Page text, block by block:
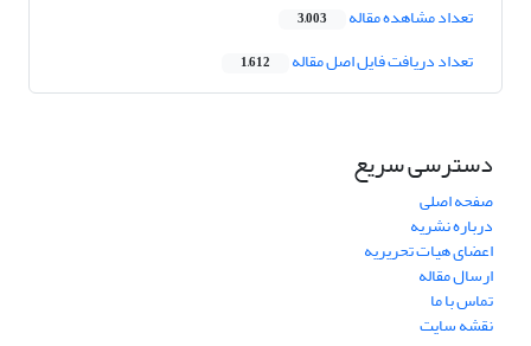
تعداد مشاهده مقاله 3,003
تعداد دریافت فایل اصل مقاله 1,612
دسترسی سریع
صفحه اصلی
درباره نشریه
اعضای هیات تحریریه
ارسال مقاله
تماس با ما
نقشه سایت